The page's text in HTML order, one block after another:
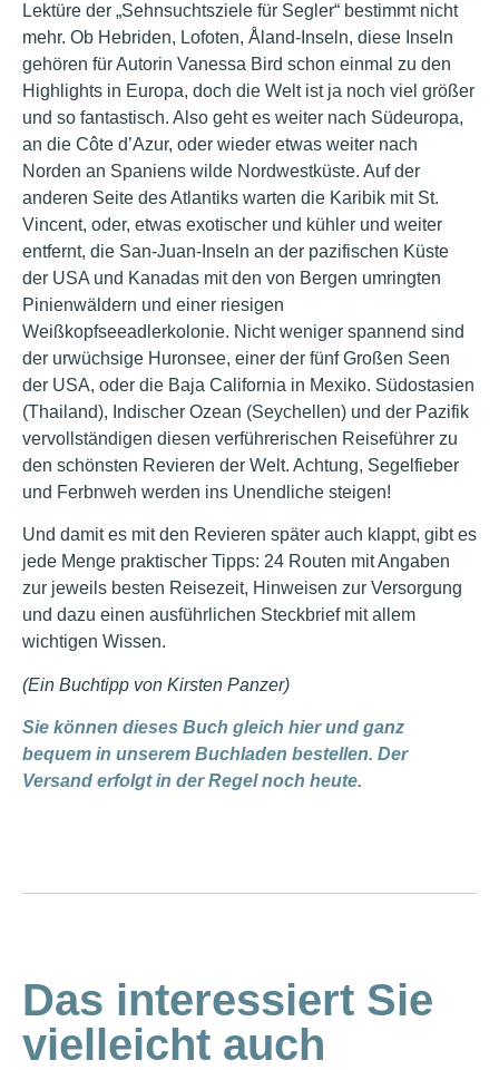
Lektüre der „Sehnsuchtsziele für Segler“ bestimmt nicht
mehr. Ob Hebriden, Lofoten, Åland-Inseln, diese Inseln
gehören für Autorin Vanessa Bird schon einmal zu den
Highlights in Europa, doch die Welt ist ja noch viel größer
und so fantastisch. Also geht es weiter nach Südeuropa,
an die Côte d’Azur, oder wieder etwas weiter nach
Norden an Spaniens wilde Nordwestküste. Auf der
anderen Seite des Atlantiks warten die Karibik mit St.
Vincent, oder, etwas exotischer und kühler und weiter
entfernt, die San-Juan-Inseln an der pazifischen Küste
der USA und Kanadas mit den von Bergen umringten
Pinienwäldern und einer riesigen
Weißkopfseeadlerkolonie. Nicht weniger spannend sind
der urwüchsige Huronsee, einer der fünf Großen Seen
der USA, oder die Baja California in Mexiko. Südostasien
(Thailand), Indischer Ozean (Seychellen) und der Pazifik
vervollständigen diesen verführerischen Reiseführer zu
den schönsten Revieren der Welt. Achtung, Segelfieber
und Ferbnweh werden ins Unendliche steigen!
Und damit es mit den Revieren später auch klappt, gibt es
jede Menge praktischer Tipps: 24 Routen mit Angaben
zur jeweils besten Reisezeit, Hinweisen zur Versorgung
und dazu einen ausführlichen Steckbrief mit allem
wichtigen Wissen.
(Ein Buchtipp von Kirsten Panzer)
Sie können dieses Buch gleich hier und ganz
bequem in unserem Buchladen bestellen. Der
Versand erfolgt in der Regel noch heute.
Das interessiert Sie
vielleicht auch